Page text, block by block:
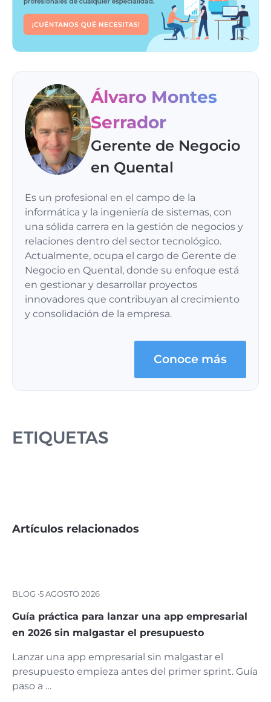
Álvaro Montes
Serrador
Gerente de Negocio
en Quental
Es un profesional en el campo de la
informática y la ingeniería de sistemas, con
una sólida carrera en la gestión de negocios y
relaciones dentro del sector tecnológico.
Actualmente, ocupa el cargo de Gerente de
Negocio en Quental, donde su enfoque está
en gestionar y desarrollar proyectos
innovadores que contribuyan al crecimiento
y consolidación de la empresa.
Conoce más
ETIQUETAS
Artículos relacionados
BLOG ·5 AGOSTO 2026
Guía práctica para lanzar una app empresarial
en 2026 sin malgastar el presupuesto
Lanzar una app empresarial sin malgastar el
presupuesto empieza antes del primer sprint. Guía
paso a …